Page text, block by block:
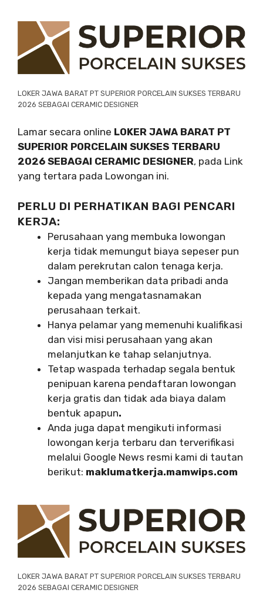
LOKER JAWA BARAT PT SUPERIOR PORCELAIN SUKSES TERBARU
2026 SEBAGAI CERAMIC DESIGNER
Lamar secara online LOKER JAWA BARAT PT
SUPERIOR PORCELAIN SUKSES TERBARU
2026 SEBAGAI CERAMIC DESIGNER, pada Link
yang tertara pada Lowongan ini.
PERLU DI PERHATIKAN BAGI PENCARI
KERJA:
Perusahaan yang membuka lowongan
kerja tidak memungut biaya sepeser pun
dalam perekrutan calon tenaga kerja.
Jangan memberikan data pribadi anda
kepada yang mengatasnamakan
perusahaan terkait.
Hanya pelamar yang memenuhi kualifikasi
dan visi misi perusahaan yang akan
melanjutkan ke tahap selanjutnya.
Tetap waspada terhadap segala bentuk
penipuan karena pendaftaran lowongan
kerja gratis dan tidak ada biaya dalam
bentuk apapun.
Anda juga dapat mengikuti informasi
lowongan kerja terbaru dan terverifikasi
melalui Google News resmi kami di tautan
berikut: maklumatkerja.mamwips.com
LOKER JAWA BARAT PT SUPERIOR PORCELAIN SUKSES TERBARU
2026 SEBAGAI CERAMIC DESIGNER